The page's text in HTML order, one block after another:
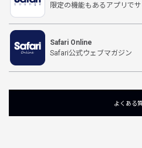
限定の機能もあるアプリで
Safari Online
Safari公式ウェブマガジン
よくある